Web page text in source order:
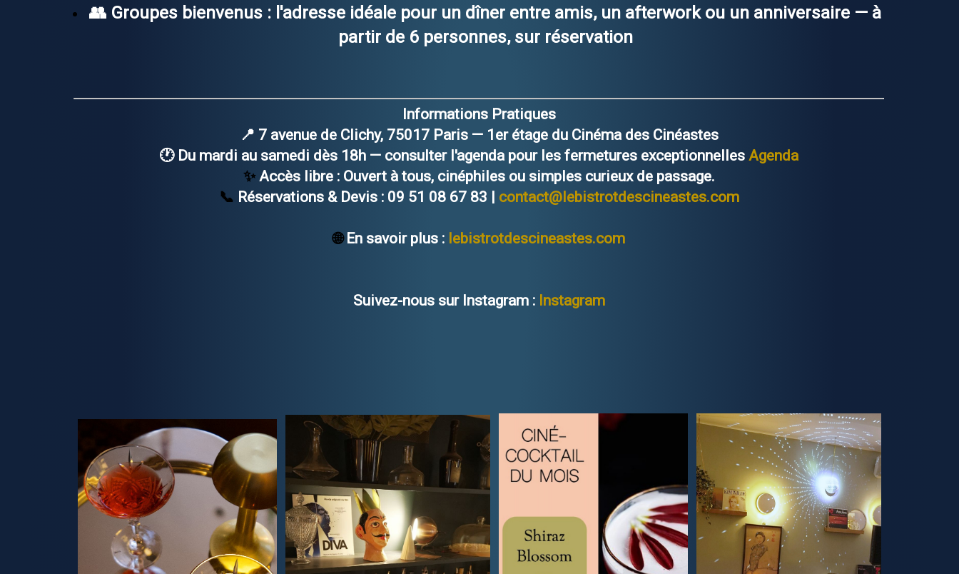
👥 Groupes bienvenus : l'adresse idéale pour un dîner entre amis, un afterwork ou un anniversaire — à
partir de 6 personnes, sur réservation
Informations Pratiques
📍 7 avenue de Clichy, 75017 Paris — 1er étage du Cinéma des Cinéastes
🕐 Du mardi au samedi dès 18h — consulter l'agenda pour les fermetures exceptionnelles Agenda
✨Accès libre :Ouvert à tous, cinéphiles ou simples curieux de passage.
📞 Réservations & Devis :09 51 08 67 83 | contact@lebistrotdescineastes.com
🌐En savoir plus : lebistrotdescineastes.com
Suivez-nous sur Instagram : Instagram